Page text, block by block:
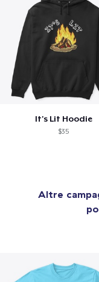
It's Lit Hoodie
$35
Altre